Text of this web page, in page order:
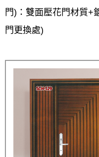
門)：雙面壓花門材質+
門更換處)